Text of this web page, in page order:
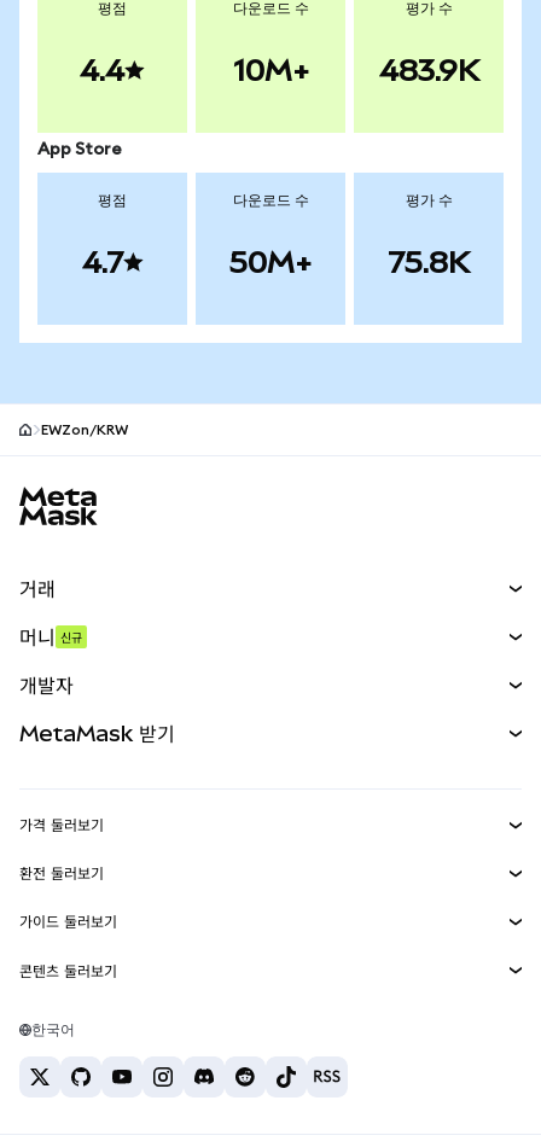
평점
4.4
다운로드 수
10M+
평가 수
483.9K
App Store
평점
4.7
다운로드 수
50M+
평가 수
75.8K
EWZon/KRW
거래
무기한 선물
실물자산
머니 신규
개발자
MetaMask Connect
Snaps
웹3 서비스
MetaMask 받기
보안
고객 지원
채용
가격 둘러보기
이더리움 가격
솔라나 가격
테더 가격
환전 둘러보기
ETH를 USD로 환전
USDT를 INR로 환전
BTC를 INR로 환전
ETH를 USDT로 환전
가이드 둘러보기
ETH 매수
USDT 매수
콘텐츠 둘러보기
솔라나 지갑
한국어